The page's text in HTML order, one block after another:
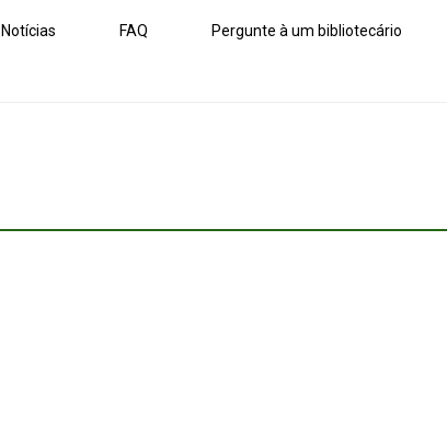
Notícias FAQ Pergunte à um bibliotecário